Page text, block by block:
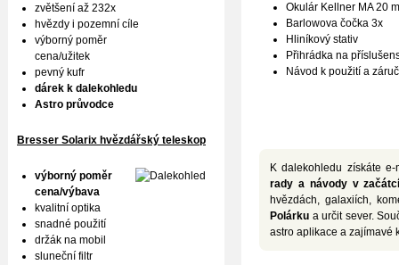
Okulár Kellner MA 20
Barlowova čočka 3x
Hliníkový stativ
Přihrádka na
Návod k použití a
K dalekohledu získáte e-
rady a návody v
hvězdách, galaxiích,
Polárku a určit sever.
astro aplikace a zajímavé
zvětšení až 232x
hvězdy i pozemní cíle
výborný poměr
cena/užitek
pevný kufr
dárek k dalekohledu
Astro průvodce
Bresser Solarix hvězdářský teleskop
výborný poměr
cena/výbava
kvalitní optika
snadné použití
držák na mobil
sluneční filtr